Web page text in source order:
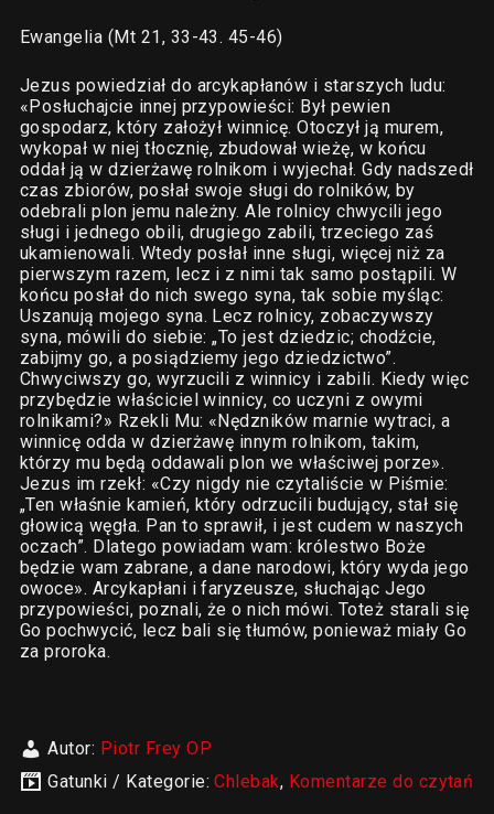
Ewangelia (Mt 21, 33-43. 45-46)
Jezus powiedział do arcykapłanów i starszych ludu:
«Posłuchajcie innej przypowieści: Był pewien
gospodarz, który założył winnicę. Otoczył ją murem,
wykopał w niej tłocznię, zbudował wieżę, w końcu
oddał ją w dzierżawę rolnikom i wyjechał. Gdy nadszedł
czas zbiorów, posłał swoje sługi do rolników, by
odebrali plon jemu należny. Ale rolnicy chwycili jego
sługi i jednego obili, drugiego zabili, trzeciego zaś
ukamienowali. Wtedy posłał inne sługi, więcej niż za
pierwszym razem, lecz i z nimi tak samo postąpili. W
końcu posłał do nich swego syna, tak sobie myśląc:
Uszanują mojego syna. Lecz rolnicy, zobaczywszy
syna, mówili do siebie: „To jest dziedzic; chodźcie,
zabijmy go, a posiądziemy jego dziedzictwo”.
Chwyciwszy go, wyrzucili z winnicy i zabili. Kiedy więc
przybędzie właściciel winnicy, co uczyni z owymi
rolnikami?» Rzekli Mu: «Nędzników marnie wytraci, a
winnicę odda w dzierżawę innym rolnikom, takim,
którzy mu będą oddawali plon we właściwej porze».
Jezus im rzekł: «Czy nigdy nie czytaliście w Piśmie:
„Ten właśnie kamień, który odrzucili budujący, stał się
głowicą węgła. Pan to sprawił, i jest cudem w naszych
oczach”. Dlatego powiadam wam: królestwo Boże
będzie wam zabrane, a dane narodowi, który wyda jego
owoce». Arcykapłani i faryzeusze, słuchając Jego
przypowieści, poznali, że o nich mówi. Toteż starali się
Go pochwycić, lecz bali się tłumów, ponieważ miały Go
za proroka.
Autor: Piotr Frey OP
Gatunki / Kategorie:Chlebak, Komentarze do czytań